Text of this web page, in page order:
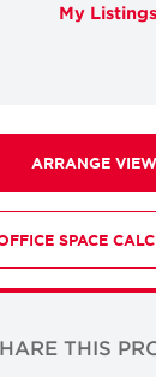
My
ARRANGE
OFFICE SPACE
SHARE THIS